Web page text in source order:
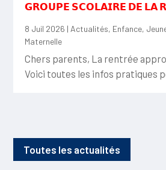
𝗚𝗥𝗢𝗨𝗣𝗘 𝗦𝗖𝗢𝗟𝗔𝗜𝗥𝗘 𝗗𝗘 𝗟𝗔
8 Juil 2026 | Actualités, Enfance,
Maternelle
Chers parents, La rentrée
Voici toutes les infos pratiques
Toutes les actualités